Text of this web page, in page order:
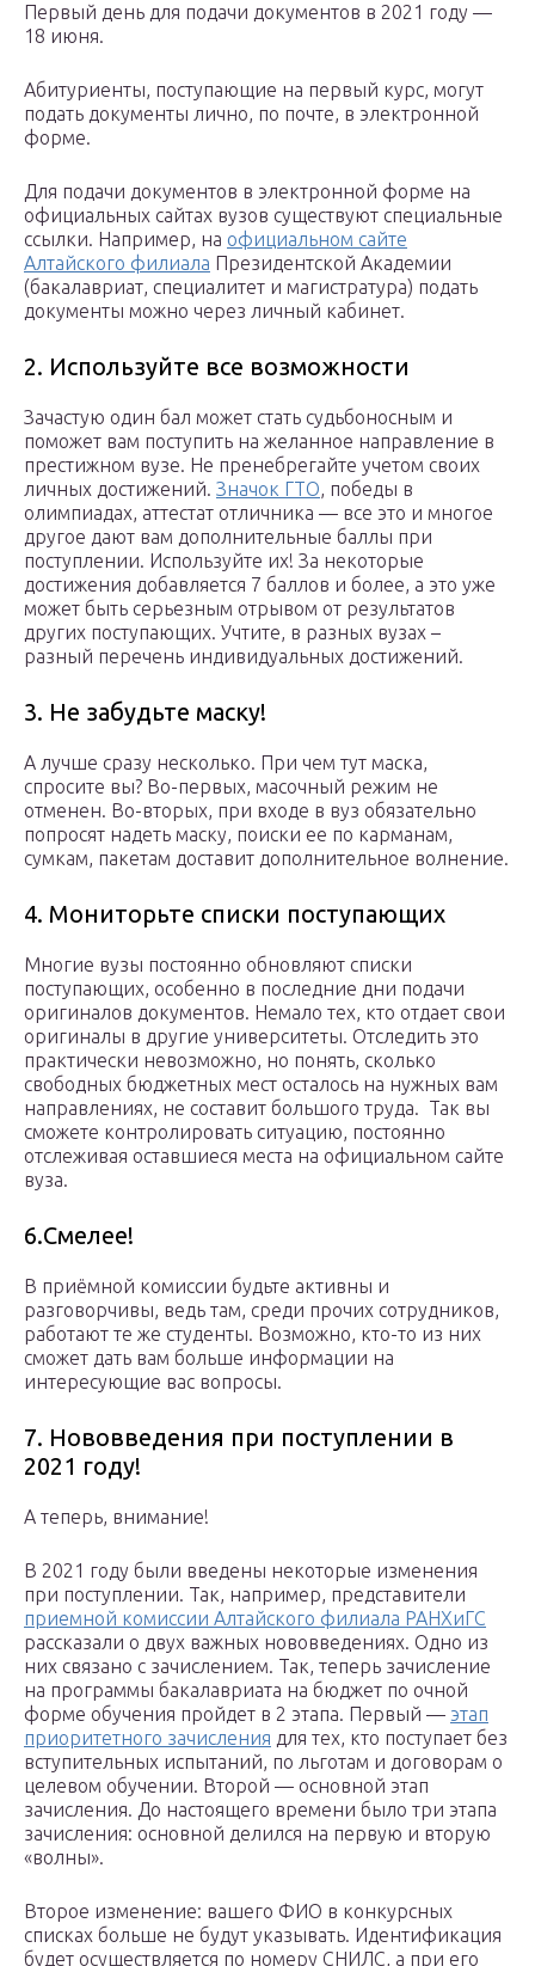
Первый день для подачи документов в 2021 году —
18 июня.
Абитуриенты, поступающие на первый курс, могут
подать документы лично, по почте, в электронной
форме.
Для подачи документов в электронной форме на
официальных сайтах вузов существуют специальные
ссылки. Например, на официальном сайте
Алтайского филиала Президентской Академии
(бакалавриат, специалитет и магистратура) подать
документы можно через личный кабинет.
2. Используйте все возможности
Зачастую один бал может стать судьбоносным и
поможет вам поступить на желанное направление в
престижном вузе. Не пренебрегайте учетом своих
личных достижений. Значок ГТО, победы в
олимпиадах, аттестат отличника — все это и многое
другое дают вам дополнительные баллы при
поступлении. Используйте их! За некоторые
достижения добавляется 7 баллов и более, а это уже
может быть серьезным отрывом от результатов
других поступающих. Учтите, в разных вузах –
разный перечень индивидуальных достижений.
3. Не забудьте маску!
А лучше сразу несколько. При чем тут маска,
спросите вы? Во-первых, масочный режим не
отменен. Во-вторых, при входе в вуз обязательно
попросят надеть маску, поиски ее по карманам,
сумкам, пакетам доставит дополнительное волнение.
4. Мониторьте списки поступающих
Многие вузы постоянно обновляют списки
поступающих, особенно в последние дни подачи
оригиналов документов. Немало тех, кто отдает свои
оригиналы в другие университеты. Отследить это
практически невозможно, но понять, сколько
свободных бюджетных мест осталось на нужных вам
направлениях, не составит большого труда. Так вы
сможете контролировать ситуацию, постоянно
отслеживая оставшиеся места на официальном сайте
вуза.
6.Смелее!
В приёмной комиссии будьте активны и
разговорчивы, ведь там, среди прочих сотрудников,
работают те же студенты. Возможно, кто-то из них
сможет дать вам больше информации на
интересующие вас вопросы.
7. Нововведения при поступлении в
2021 году!
А теперь, внимание!
В 2021 году были введены некоторые изменения
при поступлении. Так, например, представители
приемной комиссии Алтайского филиала РАНХиГС
рассказали о двух важных нововведениях. Одно из
них связано с зачислением. Так, теперь зачисление
на программы бакалавриата на бюджет по очной
форме обучения пройдет в 2 этапа. Первый — этап
приоритетного зачисления для тех, кто поступает без
вступительных испытаний, по льготам и договорам о
целевом обучении. Второй — основной этап
зачисления. До настоящего времени было три этапа
зачисления: основной делился на первую и вторую
«волны».
Второе изменение: вашего ФИО в конкурсных
списках больше не будут указывать. Идентификация
будет осуществляется по номеру СНИЛС, а при его